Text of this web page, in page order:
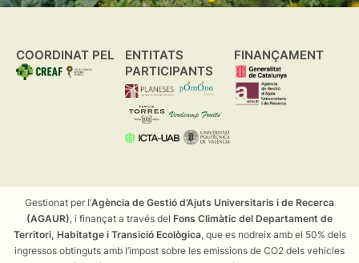
COORDINAT PEL
ENTITATS
PARTICIPANTS
FINANÇAMENT
Gestionat per l’Agència de Gestió d’Ajuts Universitaris i de Recerca
(AGAUR), i finançat a través del Fons Climàtic del Departament de
Territori, Habitatge i Transició Ecològica, que es nodreix amb el 50% dels
ingressos obtinguts amb l’impost sobre les emissions de CO2 dels vehicles